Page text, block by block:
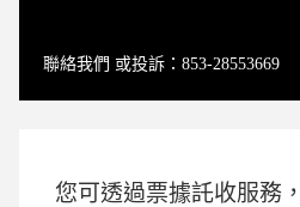
聯絡我們 或投訴：853-28553669
您可透過票據託收服務